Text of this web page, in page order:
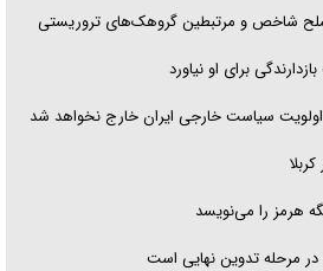
برای او نیاورد
سیاست خارجی ایران خارج نخواهد شد
هرمز را می‌نویسد
در مرحله تدوین نهایی است